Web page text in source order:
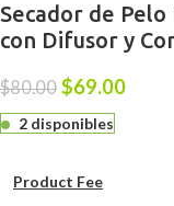
Secador de
con Difusor y
$80.00 $69.00
2 disponibles
Product Fee